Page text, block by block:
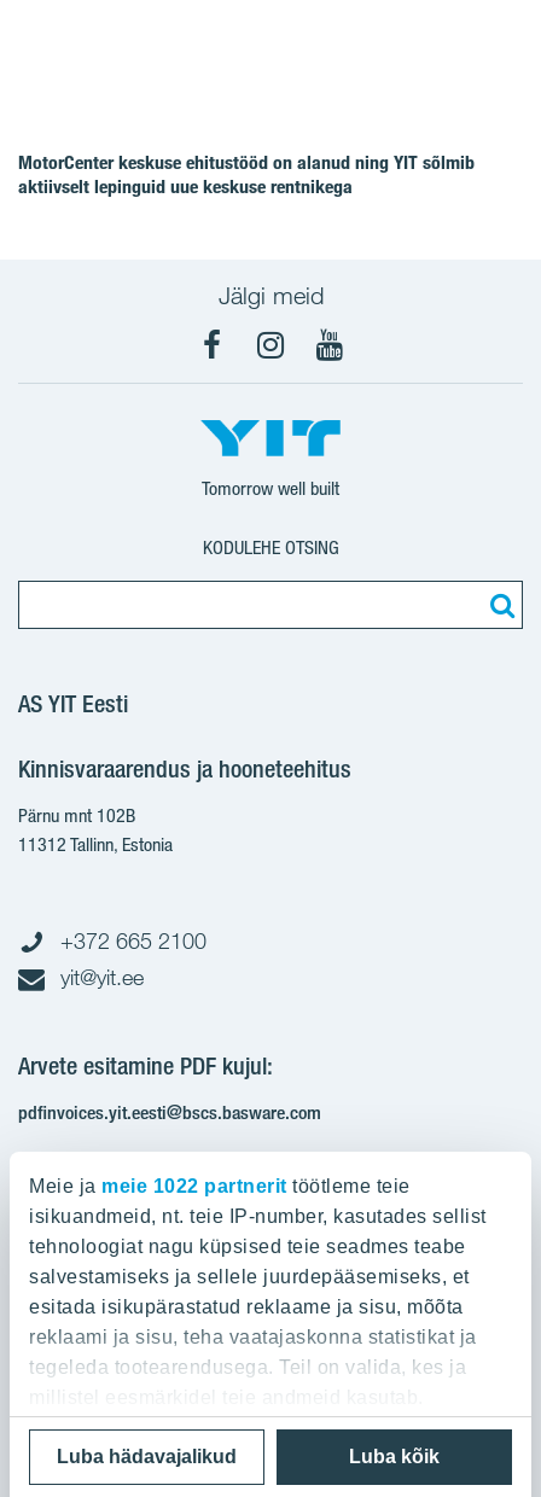
Meie ja meie 1022 partnerit töötleme teie
isikuandmeid, nt. teie IP-number, kasutades sellist
tehnoloogiat nagu küpsised teie seadmes teabe
salvestamiseks ja sellele juurdepääsemiseks, et
esitada isikupärastatud reklaame ja sisu, mõõta
reklaami ja sisu, teha vaatajaskonna statistikat ja
tegeleda tootearendusega. Teil on valida, kes ja
Kui te lubate, sooviksime ka:
Luba kõik
Luba hädavajalikud
MotorCenter keskuse ehitustööd on alanud ning YIT sõlmib
aktiivselt lepinguid uue keskuse rentnikega
Jälgi meid
FacebookInstagram
YouTube
Tomorrow well built
KODULEHE OTSING
AS YIT Eesti
Kinnisvaraarendus ja hooneteehitus
Pärnu mnt 102B
11312 Tallinn, Estonia
+372 665 2100
yit@yit.ee
Arvete esitamine PDF kujul:
pdfinvoices.yit.eesti@bscs.basware.com
KMKR: EE100210897
Ettevõttest
Ettevõttest
Referentsid
YIT Group
YIT Finland
YIT Latvia